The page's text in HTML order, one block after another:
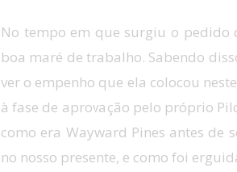
No tempo em que surgiu o pedido
boa maré de trabalho. Sabendo
ver o empenho que ela colocou
à fase de aprovação pelo próprio
como era Wayward Pines antes
no nosso presente, e como foi